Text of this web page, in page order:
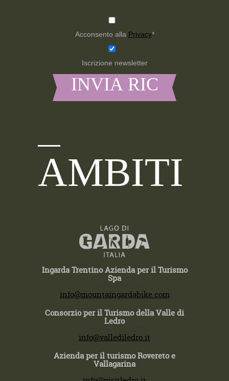
Acconsento alla Privacy*
Iscrizione newsletter
AMBITI
Ingarda Trentino Azienda per il Turismo
Spa
info@mountaingardabike.com
Consorzio per il Turismo della Valle di
Ledro
info@vallediledro.it
Azienda per il turismo Rovereto e
Vallagarina